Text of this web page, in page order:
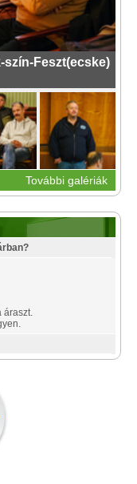
szín-Feszt(ecske)
További galériák
áraszt.